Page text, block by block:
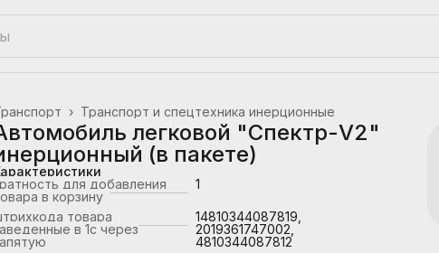
Транспорт и спецтехника инерционные
›
легковой "Спектр-V2"
(в пакете)
для добавления
в корзину
1
товара
в 1с через
14810344087819,
2019361747002,
4810344087812